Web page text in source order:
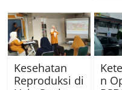
Kesehatan
Reproduksi di
n